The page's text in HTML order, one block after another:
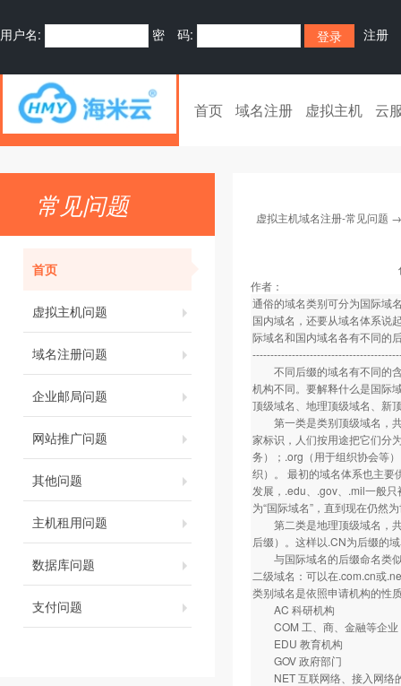
用户名: 密 码: 注册
首页 域名注册 虚拟主机 云
常见问题
首页
虚拟主机问题
域名注册问题
企业邮局问题
网站推广问题
其他问题
主机租用问题
数据库问题
支付问题
虚拟主机域名注册-常见问题
作者：
通俗的域名类别可分为国际域
国内域名，还要从域名体系说
际域名和国内域名各有不同的
不同后缀的域名有不同的含
机构不同。要解释什么是国际
顶级域名、地理顶级域名、新
第一类是类别顶级域名，共
家标识，人们按用途把它们分
务）；.org（用于组织协会等
织）。 最初的域名体系也主要
发展，.edu、.gov、.mil一般
为“国际域名”，直到现在仍然
第二类是地理顶级域名，共
后缀）。这样以.CN为后缀的
与国际域名的后缀命名类似
二级域名：可以在.com.cn或
类别域名是依照申请机构的性
AC 科研机构
COM 工、商、金融等企业
EDU 教育机构
GOV 政府部门
NET 互联网络、接入网络